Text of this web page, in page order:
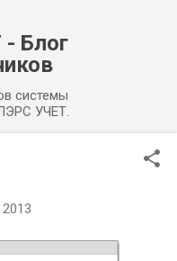
Блог
системы
УЧЕТ.